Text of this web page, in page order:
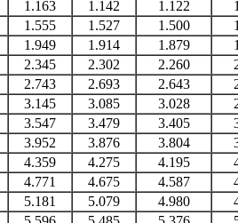
1.163 1.142 1.122
1.555 1.527 1.500
1.949 1.914 1.879
2.345 2.302 2.260
2.743 2.693 2.643
3.145 3.085 3.028
3.547 3.479 3.405
3.952 3.876 3.804
4.359 4.275 4.195
4.771 4.675 4.587
5.181 5.079 4.980